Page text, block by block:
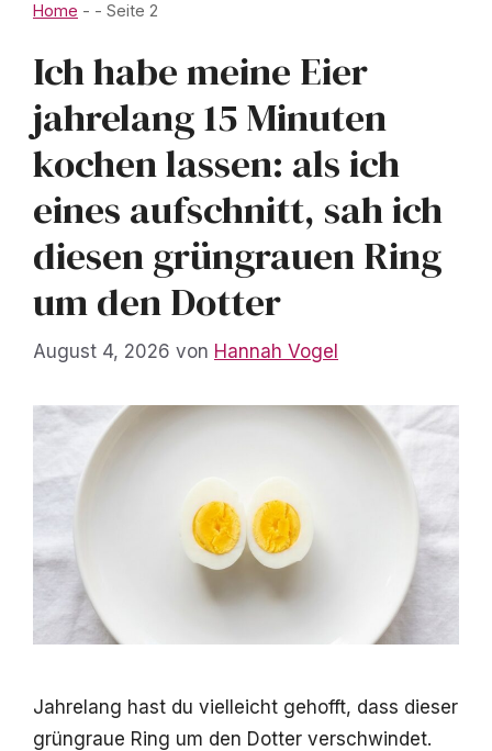
Home - - Seite 2
Ich habe meine Eier
jahrelang 15 Minuten
kochen lassen: als ich
eines aufschnitt, sah ich
diesen grüngrauen Ring
um den Dotter
August 4, 2026 von Hannah Vogel
Jahrelang hast du vielleicht gehofft, dass dieser
grüngraue Ring um den Dotter verschwindet.